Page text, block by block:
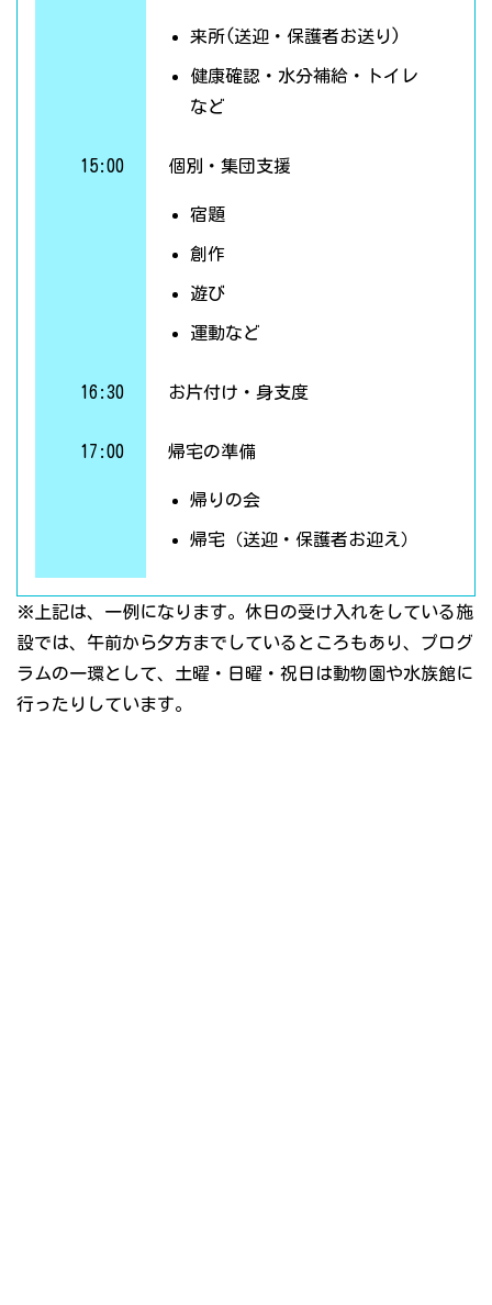
来所(送迎・保護者お送り)
健康確認・水分補給・トイレ
など
15:00 個別・集団支援
宿題
創作
遊び
運動など
16:30 お片付け・身支度
17:00 帰宅の準備
帰りの会
帰宅（送迎・保護者お迎え）
※上記は、一例になります。休日の受け入れをしている施
設では、午前から夕方までしているところもあり、プログ
ラムの一環として、土曜・日曜・祝日は動物園や水族館に
行ったりしています。